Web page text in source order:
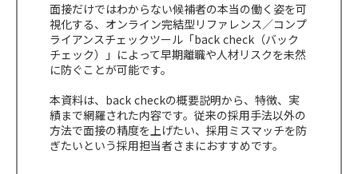
面接だけではわからない候補者の本当の働く姿を可
視化する、オンライン完結型リファレンス／コンプ
ライアンスチェックツール「back check（バック
チェック）」によって早期離職や人材リスクを未然
に防ぐことが可能です。
本資料は、back checkの概要説明から、特徴、実
績まで網羅された内容です。従来の採用手法以外の
方法で面接の精度を上げたい、採用ミスマッチを防
ぎたいという採用担当者さまにおすすめです。